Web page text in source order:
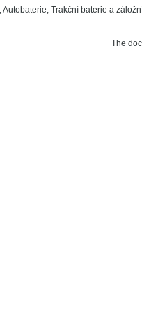
Trakční baterie a
The